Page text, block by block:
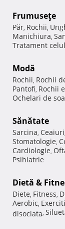
Frumuseţe
Păr, Rochii,
Manichiura,
Tratament
Modă
Rochii, Rochii
Pantofi, Rochii
Ochelari de
Sănătate
Sarcina, Ceaiuri,
Stomatologie,
Cardiologie,
Psihiatrie
Dietă &
Diete, Fitness,
Aerobic,
disociata,